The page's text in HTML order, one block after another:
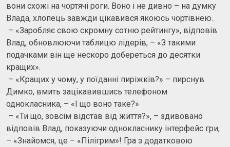
вони схожі на чортячі роги. Воно і не дивно – на думку
Влада, хлопець завжди цікавився якоюсь чортівнею.
– «Заробляє свою скромну сотню рейтингу», відповів
Влад, обновлюючи таблицю лідерів, – «З такими
подачками він ще нескоро добереться до десятки
кращих».
– «Кращих у чому, у поїданні пиріжків?» – пирснув
Димко, вмить зацікавившись телефоном
однокласника, – «І що воно таке?»
– «Ти що, зовсім відстав від життя?», – здивовано
відповів Влад, показуючи однокласнику інтерфейс гри,
– «Знайомся, це – «Пілігрим»! Гра з додатковою